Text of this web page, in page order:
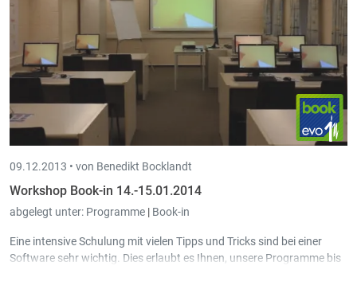
09.12.2013 • von Benedikt Bocklandt
Workshop Book-in 14.-15.01.2014
abgelegt unter: Programme | Book-in
Eine intensive Schulung mit vielen Tipps und Tricks sind bei einer
Software sehr wichtig. Dies erlaubt es Ihnen, unsere Programme bis